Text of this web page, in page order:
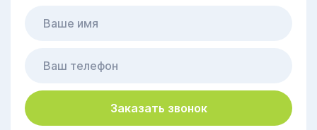
Заказать звонок